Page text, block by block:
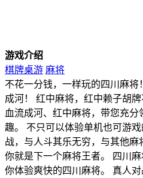
游戏介绍
棋牌桌游 麻将
不花一分钱，一样玩的四川麻
成河！ 红中麻将，红中赖子胡
血流成河、红中麻将，带您充
趣。 不只可以体验单机也可游
战，与人斗其乐无穷，与其他麻
你就是下一个麻将王者。 四川
你体验爽快的四川麻将。 真人